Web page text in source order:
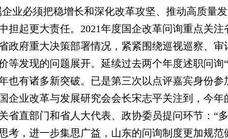
企业必须把稳增长和深化改革攻坚、推动高质量
担起更大责任。2021年度国企改革问询重点关注
政府重大决策部署情况，紧紧围绕巡视巡察、审
等发现的问题展开。延续过去两个年度述职问询
也有诸多新突破。已是第三次以点评嘉宾身份参
企业改革与发展研究会会长宋志平关注到，今年
省直部门和省人大代表、政协委员提问环节：“
考，进一步集思广益，山东的问询制度更加规范